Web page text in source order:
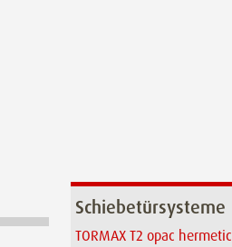
Schiebetürsysteme
TORMAX T2 opac hermetic